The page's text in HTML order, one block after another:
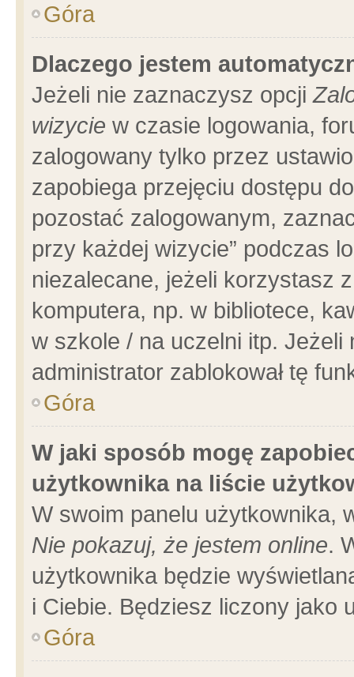
Góra
Dlaczego jestem
Jeżeli nie zaznaczysz opcji
wizycie w czasie logowania,
zalogowany tylko przez
zapobiega przejęciu dostępu
pozostać zalogowanym,
przy każdej wizycie” podczas
niezalecane, jeżeli korzystasz
komputera, np. w bibliotece,
w szkole / na uczelni itp.
administrator zablokował tę
Góra
W jaki sposób mogę
użytkownika na liście
W swoim panelu użytkownika,
Nie pokazuj, że jestem online.
użytkownika będzie
i Ciebie. Będziesz liczony jako
Góra